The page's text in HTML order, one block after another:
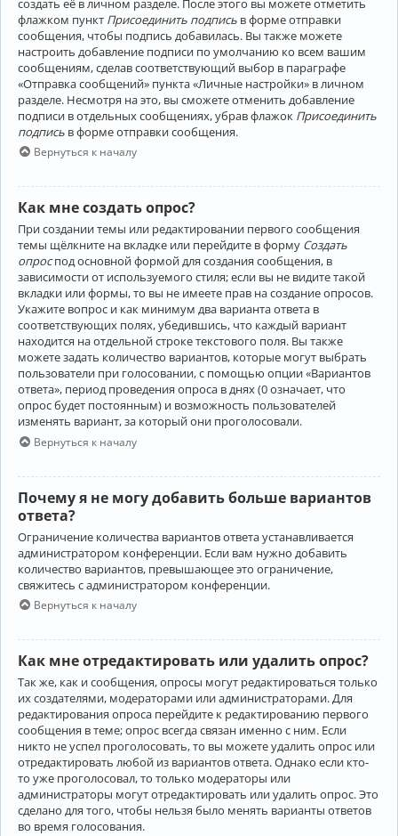
флажком пункт Присоединить подпись в форме отправки
сообщения, чтобы подпись добавилась. Вы также можете
настроить добавление подписи по умолчанию ко всем вашим
сообщениям, сделав соответствующий выбор в параграфе
«Отправка сообщений» пункта «Личные настройки» в личном
разделе. Несмотря на это, вы сможете отменить добавление
подписи в отдельных сообщениях, убрав флажок Присоединить
подпись в форме отправки сообщения.
Вернуться к началу
Как мне создать опрос?
При создании темы или редактировании первого сообщения
темы щёлкните на вкладке или перейдите в форму Создать
опроспод основной формой для создания сообщения, в
зависимости от используемого стиля; если вы не видите такой
вкладки или формы, то вы не имеете прав на создание опросов.
Укажите вопрос и как минимум два варианта ответа в
соответствующих полях, убедившись, что каждый вариант
находится на отдельной строке текстового поля. Вы также
можете задать количество вариантов, которые могут выбрать
пользователи при голосовании, с помощью опции «Вариантов
ответа», период проведения опроса в днях (0 означает, что
опрос будет постоянным) и возможность пользователей
изменять вариант, за который они проголосовали.
Вернуться к началу
Почему я не могу добавить больше вариантов
ответа?
Ограничение количества вариантов ответа устанавливается
администратором конференции. Если вам нужно добавить
количество вариантов, превышающее это ограничение,
свяжитесь с администратором конференции.
Вернуться к началу
Как мне отредактировать или удалить опрос?
Так же, как и сообщения, опросы могут редактироваться только
их создателями, модераторами или администраторами. Для
редактирования опроса перейдите к редактированию первого
сообщения в теме; опрос всегда связан именно с ним. Если
никто не успел проголосовать, то вы можете удалить опрос или
отредактировать любой из вариантов ответа. Однако если кто-
то уже проголосовал, то только модераторы или
администраторы могут отредактировать или удалить опрос. Это
сделано для того, чтобы нельзя было менять варианты ответов
во время голосования.